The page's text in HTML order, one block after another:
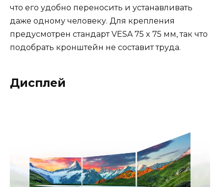
что его удобно переносить и устанавливать
даже одному человеку. Для крепления
предусмотрен стандарт VESA 75 x 75 мм, так что
подобрать кронштейн не составит труда.
Дисплей